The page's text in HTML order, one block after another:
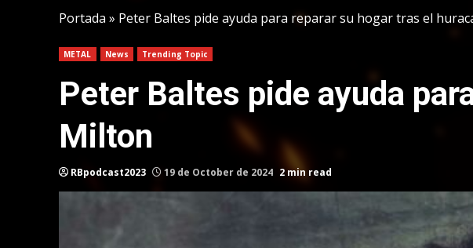
Portada » Peter Baltes pide ayuda para reparar su hogar tras el
METAL News Trending Topic
Peter Baltes pide ayuda
Milton
RBpodcast2023 19 de October de 2024 2 min read